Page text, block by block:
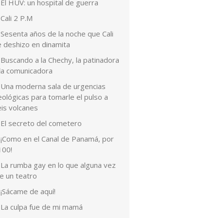
El HUV: un hospital de guerra
Cali 2 P.M
Sesenta años de la noche que Cali
deshizo en dinamita
Buscando a la Chechy, la patinadora
comunicadora
Una moderna sala de urgencias
para tomarle el pulso a
volcanes
El secreto del cometero
¡Como en el Canal de Panamá, por
La rumba gay en lo que alguna vez
un teatro
¡Sácame de aquí!
La culpa fue de mi mamá